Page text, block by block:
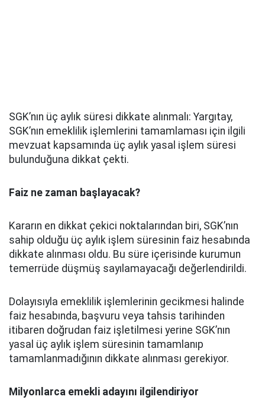
SGK’nın üç aylık süresi dikkate alınmalı: Yargıtay,
SGK’nın emeklilik işlemlerini tamamlaması için ilgili
mevzuat kapsamında üç aylık yasal işlem süresi
bulunduğuna dikkat çekti.
Faiz ne zaman başlayacak?
Kararın en dikkat çekici noktalarından biri, SGK’nın
sahip olduğu üç aylık işlem süresinin faiz hesabında
dikkate alınması oldu. Bu süre içerisinde kurumun
temerrüde düşmüş sayılamayacağı değerlendirildi.
Dolayısıyla emeklilik işlemlerinin gecikmesi halinde
faiz hesabında, başvuru veya tahsis tarihinden
itibaren doğrudan faiz işletilmesi yerine SGK’nın
yasal üç aylık işlem süresinin tamamlanıp
tamamlanmadığının dikkate alınması gerekiyor.
Milyonlarca emekli adayını ilgilendiriyor